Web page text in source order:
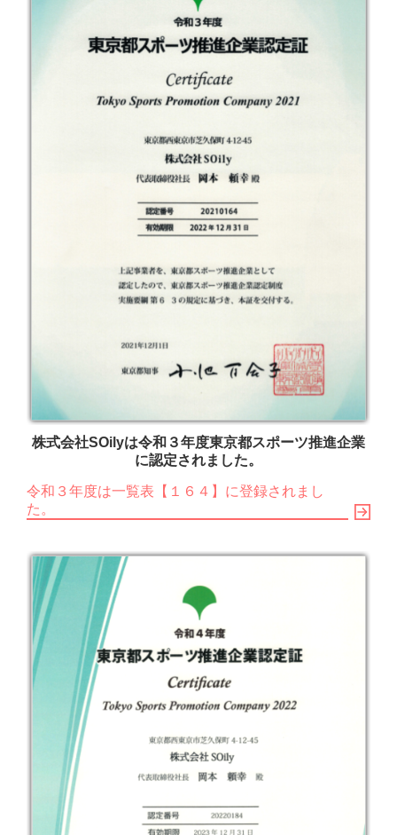
株式会社SOilyは令和３年度東京都スポーツ推進企業
に認定されました。
令和３年度は一覧表【１６４】に登録されまし
た。